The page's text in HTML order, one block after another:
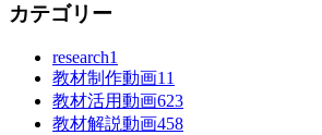
カテゴリー
research1
教材制作動画11
教材活用動画623
教材解説動画458